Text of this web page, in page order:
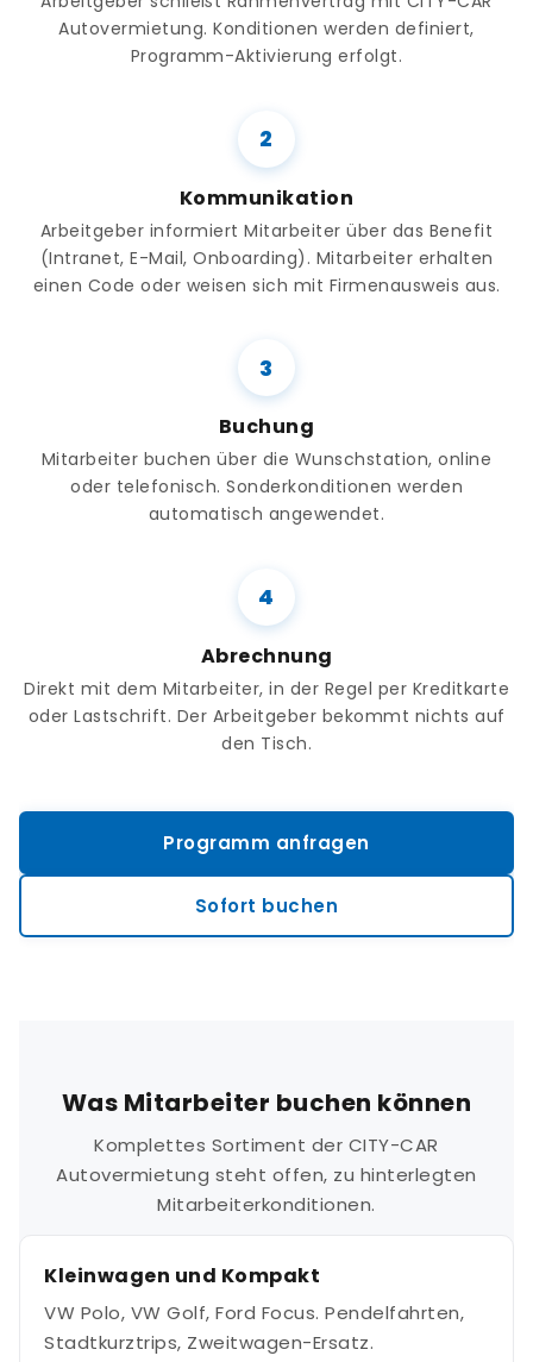
Autovermietung. Konditionen werden definiert,
Programm-Aktivierung erfolgt.
Kommunikation
Arbeitgeber informiert Mitarbeiter über das Benefit
(Intranet, E-Mail, Onboarding). Mitarbeiter erhalten
einen Code oder weisen sich mit Firmenausweis aus.
Buchung
Mitarbeiter buchen über die Wunschstation, online
oder telefonisch. Sonderkonditionen werden
automatisch angewendet.
Abrechnung
Direkt mit dem Mitarbeiter, in der Regel per Kreditkarte
oder Lastschrift. Der Arbeitgeber bekommt nichts auf
den Tisch.
Programm anfragen
Sofort buchen
Was Mitarbeiter buchen können
Komplettes Sortiment der CITY-CAR
Autovermietung steht offen, zu hinterlegten
Mitarbeiterkonditionen.
Kleinwagen und Kompakt
VW Polo, VW Golf, Ford Focus. Pendelfahrten,
Stadtkurztrips, Zweitwagen-Ersatz.